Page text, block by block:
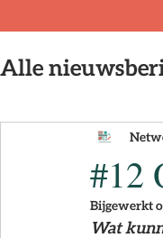
Alle
NCB
#12
Bijgewerkt
Wat